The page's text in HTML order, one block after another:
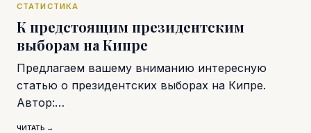
СТАТИСТИКА
К предстоящим президентским
выборам на Кипре
Предлагаем вашему вниманию интересную
статью о президентских выборах на Кипре.
Автор:…
ЧИТАТЬ →